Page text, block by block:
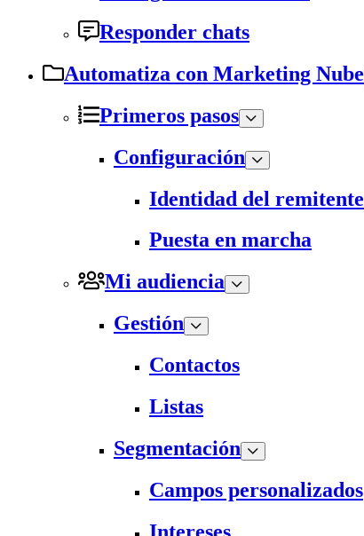
Responder chats
Automatiza con Marketing Nube
Primeros pasos
Configuración
Identidad del remitente
Puesta en marcha
Mi audiencia
Gestión
Contactos
Listas
Segmentación
Campos personalizados